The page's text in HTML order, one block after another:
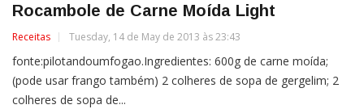
Rocambole de Carne Moída Light
Receitas Tuesday, 14 de May de 2013 às 23:43
fonte:pilotandoumfogao.Ingredientes: 600g de carne moída;
(pode usar frango também) 2 colheres de sopa de gergelim; 2
colheres de sopa de...